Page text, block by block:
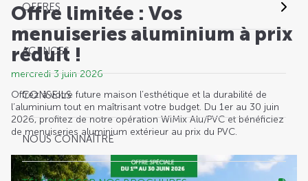
OFFRES
AGENCES
CONSEILS
NOUS CONNAÎTRE
Offre limitée : Vos
menuiseries aluminium à prix
réduit !
mercredi 3 juin 2026
Offrez à votre future maison l’esthétique et la durabilité de
l’aluminium tout en maîtrisant votre budget. Du 1er au 30 juin
2026, profitez de notre opération WiMix Alu/PVC et bénéficiez
de menuiseries aluminium extérieur au prix du PVC.